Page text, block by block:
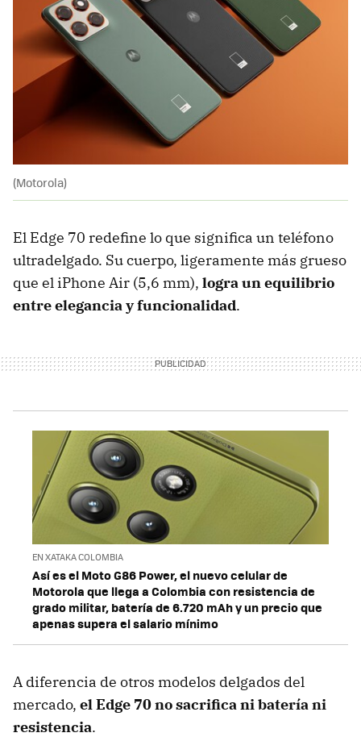
(Motorola)
El Edge 70 redefine lo que significa un teléfono
ultradelgado. Su cuerpo, ligeramente más grueso
que el iPhone Air (5,6 mm), logra un equilibrio
entre elegancia y funcionalidad.
EN XATAKA COLOMBIA
Así es el Moto G86 Power, el nuevo celular de
Motorola que llega a Colombia con resistencia de
grado militar, batería de 6.720 mAh y un precio que
apenas supera el salario mínimo
A diferencia de otros modelos delgados del
mercado, el Edge 70 no sacrifica ni batería ni
resistencia.